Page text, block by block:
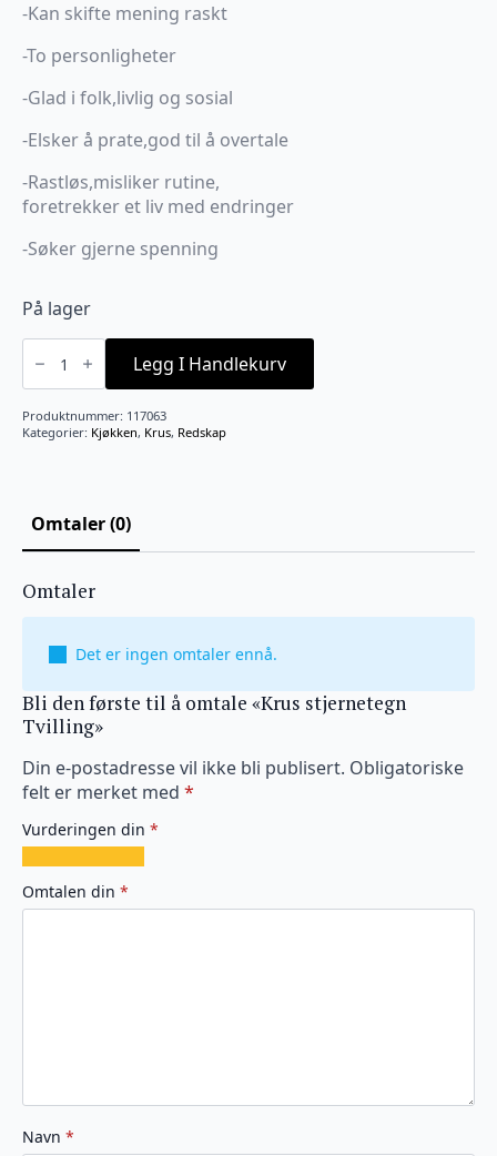
-Kan skifte mening raskt
-To personligheter
-Glad i folk,livlig og sosial
-Elsker å prate,god til å overtale
-Rastløs,misliker rutine,
foretrekker et liv med endringer
-Søker gjerne spenning
På lager
Krus
stjernetegn
Tvilling
antall
Legg I Handlekurv
Produktnummer: 117063
Kategorier: Kjøkken, Krus, Redskap
Omtaler (0)
Omtaler
Det er ingen omtaler ennå.
Bli den første til å omtale «Krus stjernetegn
Tvilling»
Din e-postadresse vil ikke bli publisert. Obligatoriske
felt er merket med *
Vurderingen din *
av
5
av
5
av
5
av
5
av
5
Omtalen din *
Navn *